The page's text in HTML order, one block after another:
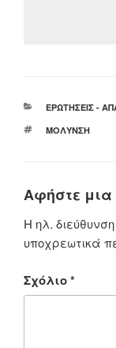
ΚΑΤΗΓΟΡΊΕΣ
ΕΡΩΤΉΣΕΙΣ -
ΕΤΙΚΈΤΕΣ
ΜΌΛΥΝΣΗ
Αφήστε
Η ηλ.
υποχρεωτικά
Σχόλιο*